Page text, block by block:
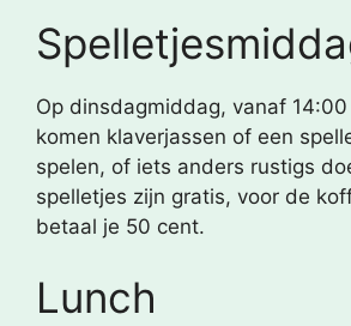
Op dinsdagmiddag, vanaf 14:00
komen klaverjassen of een
spelen, of iets anders rustigs
spelletjes zijn gratis, voor de
betaal je 50 cent.
Lunch